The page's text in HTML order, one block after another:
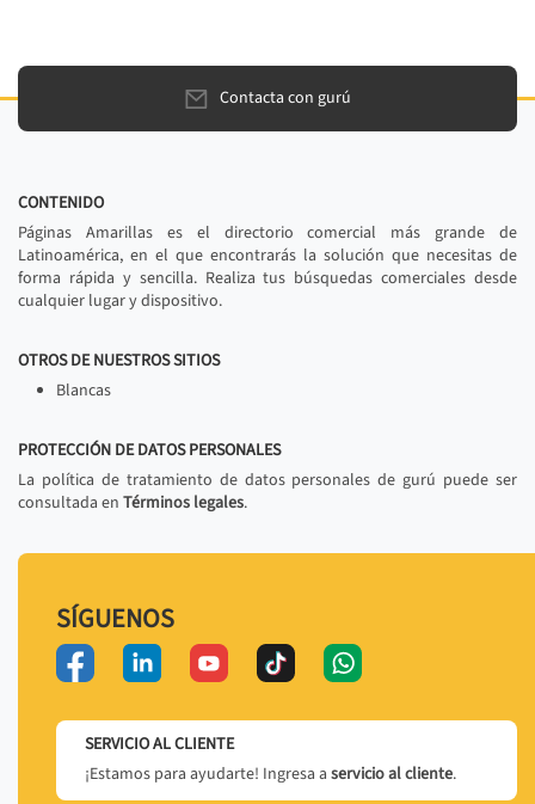
Contacta con gurú
CONTENIDO
Páginas Amarillas es el directorio comercial más grande de
Latinoamérica, en el que encontrarás la solución que necesitas de
forma rápida y sencilla. Realiza tus búsquedas comerciales desde
cualquier lugar y dispositivo.
OTROS DE NUESTROS SITIOS
Blancas
PROTECCIÓN DE DATOS PERSONALES
La política de tratamiento de datos personales de gurú puede ser
consultada en Términos legales.
SÍGUENOS
SERVICIO AL CLIENTE
¡Estamos para ayudarte! Ingresa a servicio al cliente.